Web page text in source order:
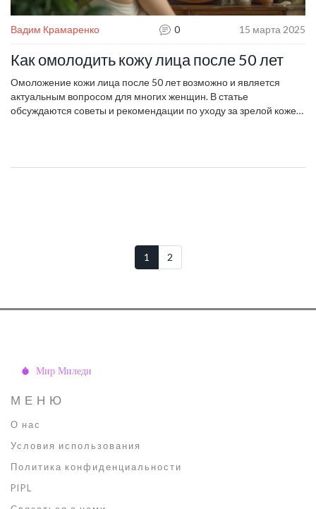
Вадим Крамаренко 0 15 марта 2025
Как омолодить кожу лица после 50 лет
Омоложение кожи лица после 50 лет возможно и является
актуальным вопросом для многих женщин. В статье
обсуждаются советы и рекомендации по уходу за зрелой кожей,
1 2
МЕНЮ
О нас
Условия использования
Политика конфиденциальности
PIPL